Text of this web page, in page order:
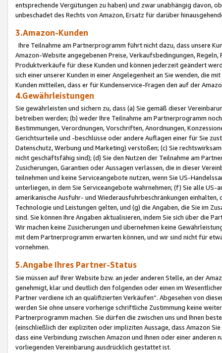
entsprechende Vergütungen zu haben) und zwar unabhängig davon,
unbeschadet des Rechts von Amazon, Ersatz für darüber
3.Amazon-Kunden
Ihre Teilnahme am Partnerprogramm führt nicht dazu, dass unsere
Amazon-Website angegebenen Preise, Verkaufsbedingungen,
Produktverkäufe für diese Kunden und können jederzeit geändert
sich einer unserer Kunden in einer Angelegenheit an Sie wenden, die
Kunden mitteilen, dass er für Kundenservice-Fragen den auf der
4.Gewährleistungen
Sie gewährleisten und sichern zu, dass (a) Sie gemäß dieser
betreiben werden; (b) weder Ihre Teilnahme am Partnerprogramm
Bestimmungen, Verordnungen, Vorschriften, Anordnungen,
Gerichtsurteile und -beschlüsse oder andere Auflagen einer für Sie
Datenschutz, Werbung und Marketing) verstoßen; (c) Sie
nicht geschäftsfähig sind); (d) Sie den Nutzen der Teilnahme am
Zusicherungen, Garantien oder Aussagen verlassen, die in dieser
teilnehmen und keine Serviceangebote nutzen, wenn Sie US-
unterliegen, in dem Sie Serviceangebote wahrnehmen; (f) Sie alle
amerikanische Ausfuhr- und Wiederausfuhrbeschränkungen
Technologie und Leistungen gelten, und (g) die Angaben, die Sie im
sind. Sie können Ihre Angaben aktualisieren, indem Sie sich über die
Wir machen keine Zusicherungen und übernehmen keine
mit dem Partnerprogramm erwarten können, und wir sind nicht für
vornehmen.
5.Angabe Ihres Partner-Status
Sie müssen auf Ihrer Website bzw. an jeder anderen Stelle, an der
genehmigt, klar und deutlich den folgenden oder einen im
Partner verdiene ich an qualifizierten Verkäufen“. Abgesehen von
werden Sie ohne unsere vorherige schriftliche Zustimmung keine
Partnerprogramm machen. Sie dürfen die zwischen uns und Ihnen
(einschließlich der expliziten oder impliziten Aussage, dass Amazon
dass eine Verbindung zwischen Amazon und Ihnen oder einer
vorliegenden Vereinbarung ausdrücklich gestattet ist.